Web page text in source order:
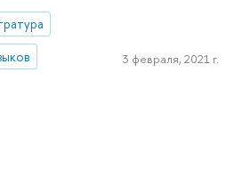
3 февраля, 2021 г.